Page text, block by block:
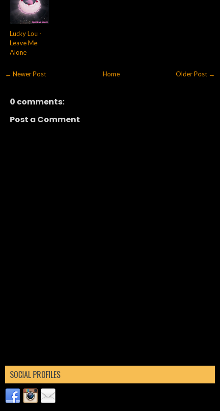
Lucky Lou -
Leave Me
Alone
← Newer Post Older Post →
Home
0 comments:
Post a Comment
SOCIAL PROFILES